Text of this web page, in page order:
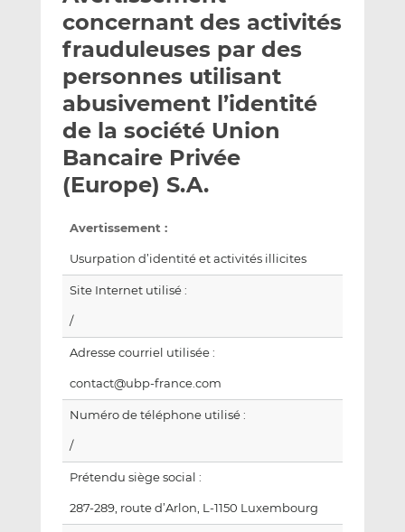
e
p
a
r
e
m
a
i
g
e
r
s
u
r
L
i
n
I
g
e
r
s
u
F
a
o
concernant des activités
frauduleuses par des
personnes utilisant
abusivement l’identité
de la société Union
Bancaire Privée
(Europe) S.A.
Avertissement :
Usurpation d’identité et activités illicites
Site Internet utilisé :
/
Adresse courriel utilisée :
contact@ubp-france.com
Numéro de téléphone utilisé :
/
Prétendu siège social :
287-289, route d’Arlon, L-1150 Luxembourg